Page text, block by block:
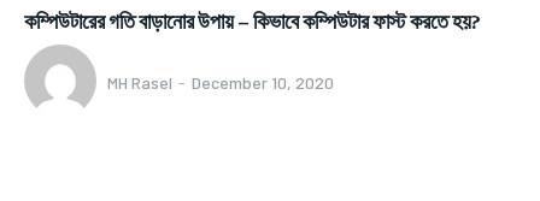
কম্পিউটারের গতি বাড়ানোর উপায় – কিভাবে কম্পিউটার ফাস্ট করতে হয়?
MH Rasel - December 10, 2020